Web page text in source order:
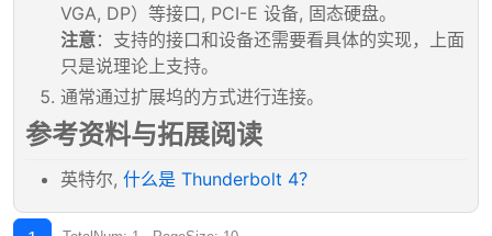
VGA, DP）等接口, PCI-E 设备, 固态硬盘。
注意：支持的接口和设备还需要看具体的实现，上面
只是说理论上支持。
通常通过扩展坞的方式进行连接。
参考资料与拓展阅读
英特尔, 什么是 Thunderbolt 4？